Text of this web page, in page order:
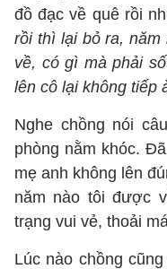
đồ đạc về quê rồi
rồi thì lại bỏ ra, năm
về, có gì mà phải
lên cô lại không tiếp
Nghe chồng nói
phòng nằm khóc.
mẹ anh không lên
năm nào tôi được
trạng vui vẻ, thoải
Lúc nào chồng